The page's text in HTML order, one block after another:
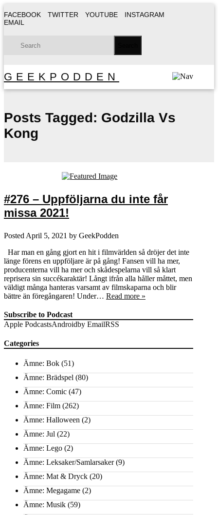
FACEBOOK TWITTER YOUTUBE
INSTAGRAM
EMAIL
GEEKPODDEN
Posts Tagged: Godzilla Vs
Kong
#276 – Uppföljarna du inte får
missa 2021!
Posted April 5, 2021 by GeekPodden
Har man en gång gjort en hit i filmvärlden så dröjer det inte
länge förens en uppföljare är på gång! Fansen vill ha mer,
producenterna vill ha mer och skådespelarna vill så klart
reprisera sin succékaraktär! Långt ifrån alla håller måttet, men
väldigt många hanteras varsamt av filmskaparna och blir
bättre än föregångaren! Under… Read more »
Subscribe to Podcast
Apple PodcastsAndroidby EmailRSS
Categories
Ämne: Bok (51)
Ämne: Brädspel (80)
Ämne: Comic (47)
Ämne: Film (262)
Ämne: Halloween (2)
Ämne: Jul (22)
Ämne: Lego (2)
Ämne: Leksaker/Samlarsaker(9)
Ämne: Mat & Dryck (20)
Ämne: Megagame (2)
Ämne: Musik (59)